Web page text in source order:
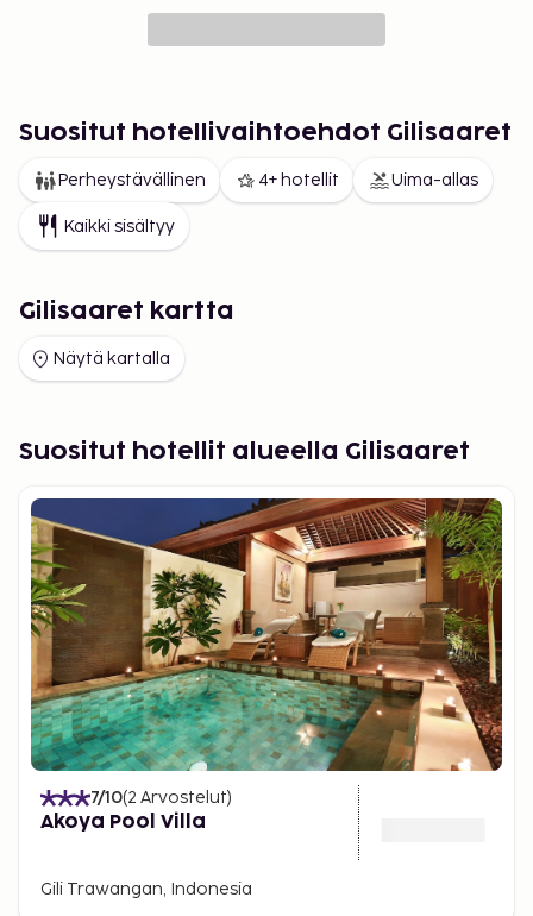
Suositut hotellivaihtoehdot Gilisaaret
Perheystävällinen 4+ hotellit Uima-allas
Kaikki sisältyy
Gilisaaret kartta
Näytä kartalla
Suositut hotellit alueella Gilisaaret
7/10(2 Arvostelut)
Akoya Pool Villa
Gili Trawangan, Indonesia